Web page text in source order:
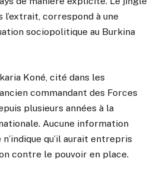
l’extrait, correspond à une
sociopolitique au Burkina
Koné, cité dans les
commandant des Forces
plusieurs années à la
Aucune information
qu’il aurait entrepris
contre le pouvoir en place.